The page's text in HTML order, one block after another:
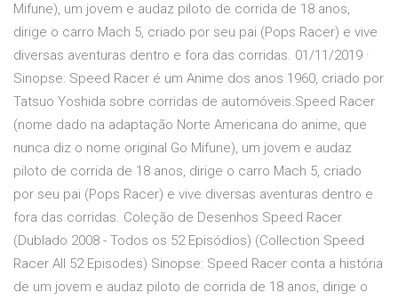
Mifune), um jovem e audaz piloto de corrida de 18 anos,
dirige o carro Mach 5, criado por seu pai (Pops Racer) e vive
diversas aventuras dentro e fora das corridas. 01/11/2019 ·
Sinopse: Speed Racer é um Anime dos anos 1960, criado por
Tatsuo Yoshida sobre corridas de automóveis.Speed Racer
(nome dado na adaptação Norte Americana do anime, que
nunca diz o nome original Go Mifune), um jovem e audaz
piloto de corrida de 18 anos, dirige o carro Mach 5, criado
por seu pai (Pops Racer) e vive diversas aventuras dentro e
fora das corridas. Coleção de Desenhos Speed Racer
(Dublado 2008 - Todos os 52 Episódios) (Collection Speed
Racer All 52 Episodes) Sinopse: Speed Racer conta a história
de um jovem e audaz piloto de corrida de 18 anos, dirige o